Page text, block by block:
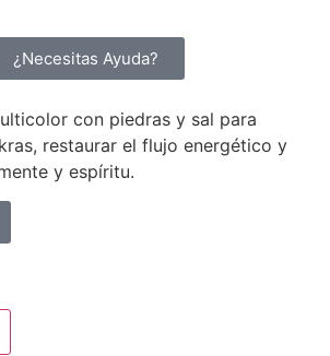
¿Necesitas Ayuda?
con piedras y sal para
restaurar el flujo energético y
y espíritu.